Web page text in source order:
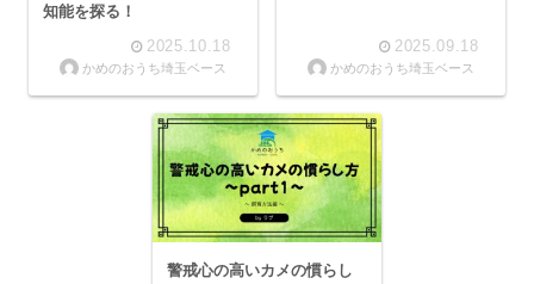
知能を探る！
2025.10.18
かめのおうち埼玉ベース
2025.09.18
かめのおうち埼玉ベース
警戒心の高いカメの慣らし